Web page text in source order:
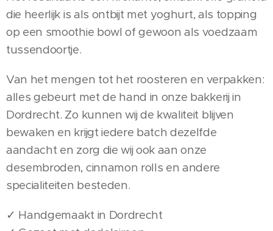
die heerlijk is als ontbijt met yoghurt, als topping
op een smoothie bowl of gewoon als voedzaam
tussendoortje.
Van het mengen tot het roosteren en verpakken:
alles gebeurt met de hand in onze bakkerij in
Dordrecht. Zo kunnen wij de kwaliteit blijven
bewaken en krijgt iedere batch dezelfde
aandacht en zorg die wij ook aan onze
desembroden, cinnamon rolls en andere
specialiteiten besteden.
✓ Handgemaakt in Dordrecht